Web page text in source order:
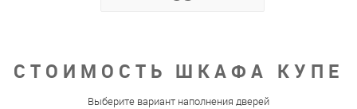
СТОИМОСТЬ ШКАФА КУПЕ
Выберите вариант наполнения дверей